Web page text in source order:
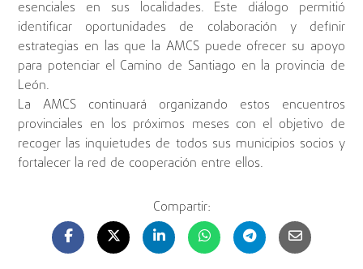
esenciales en sus localidades. Este diálogo permitió
identificar oportunidades de colaboración y definir
estrategias en las que la AMCS puede ofrecer su apoyo
para potenciar el Camino de Santiago en la provincia de
León.
La AMCS continuará organizando estos encuentros
provinciales en los próximos meses con el objetivo de
recoger las inquietudes de todos sus municipios socios y
fortalecer la red de cooperación entre ellos.
Compartir: